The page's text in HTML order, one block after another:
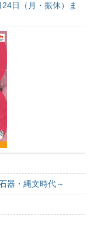
日（月・振休）ま
器・縄文時代～